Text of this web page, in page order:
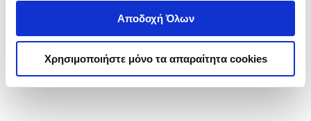
Αποδοχή Όλων
Χρησιμοποιήστε μόνο τα απαραίτητα cookies